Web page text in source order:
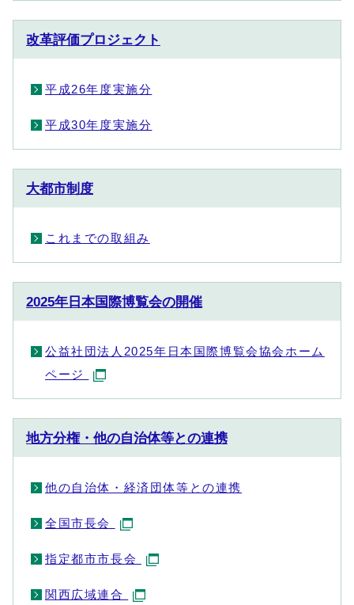
改革評価プロジェクト
平成26年度実施分
平成30年度実施分
大都市制度
これまでの取組み
2025年日本国際博覧会の開催
公益社団法人2025年日本国際博覧会協会ホーム
ページ
地方分権・他の自治体等との連携
他の自治体・経済団体等との連携
全国市長会
指定都市市長会
関西広域連合